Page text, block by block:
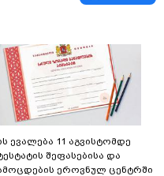
ევალება 11 აგვისტომდე
შეფასებისა და
ეროვნულ ცენტრში